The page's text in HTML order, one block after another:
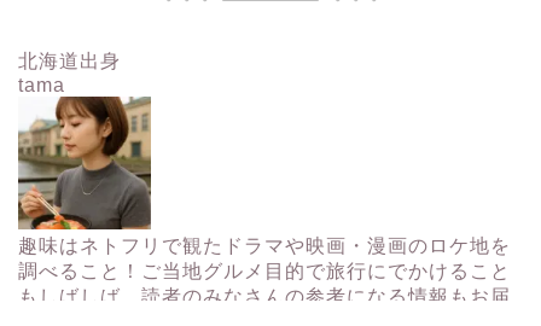
北海道出身
tama
趣味はネトフリで観たドラマや映画・漫画のロケ地を
調べること！ご当地グルメ目的で旅行にでかけること
もしばしば。読者のみなさんの参考になる情報もお届